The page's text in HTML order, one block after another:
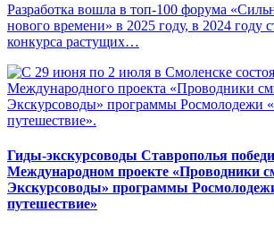
Разработка вошла в топ-100 форума
нового времени» в 2025 году, в 2024 году
конкурса растущих…
Гиды-экскурсоводы Ставрополья
Международном проекте «Проводники
Экскурсоводы» программы
путешествие»